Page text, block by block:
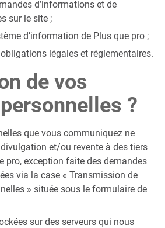
d’informations et de
sur le site ;
d’information de Plus que pro ;
légales et réglementaires.
de vos
?
que vous communiquez ne
divulgation et/ou revente à des tiers
pro, exception faite des demandes
via la case « Transmission de
» située sous le formulaire de
sur des serveurs qui nous